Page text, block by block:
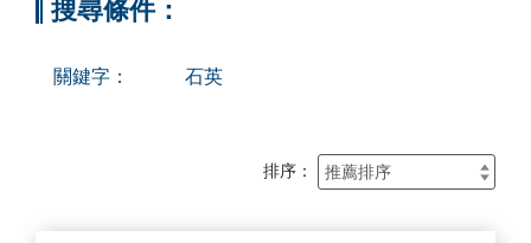
搜尋條件：
關鍵字： 石英
排序：